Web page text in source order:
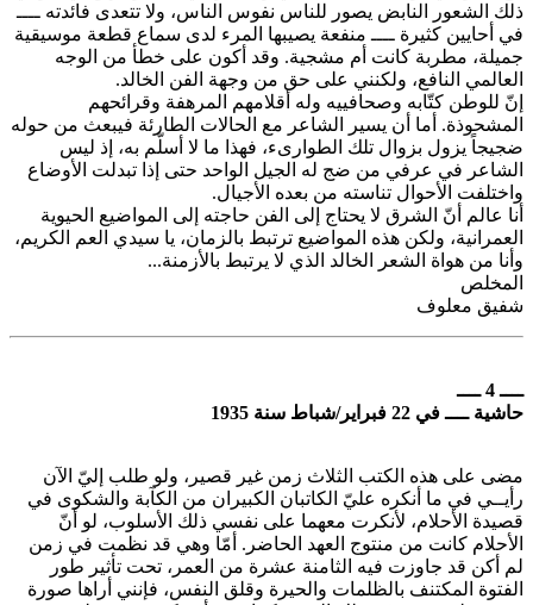
ذلك الشعور النابض يصور للناس نفوس الناس، ولا تتعدى فائدته ــــ
في أحايين كثيرة ــــ منفعة يصيبها المرء لدى سماع قطعة موسيقية
جميلة، مطربة كانت أم مشجية. وقد أكون على خطأ من الوجه
العالمي النافع، ولكنني على حق من وجهة الفن الخالد.
إنّ للوطن كتّابه وصحافييه وله أقلامهم المرهفة وقرائحهم
المشحوذة. أما أن يسير الشاعر مع الحالات الطارئة فيبعث من حوله
ضجيجاً يزول بزوال تلك الطوارىء، فهذا ما لا أسلّم به، إذ ليس
الشاعر في عرفي من ضج له الجيل الواحد حتى إذا تبدلت الأوضاع
واختلفت الأحوال تناسته من بعده الأجيال.
أنا عالم أنّ الشرق لا يحتاج إلى الفن حاجته إلى المواضيع الحيوية
العمرانية، ولكن هذه المواضيع ترتبط بالزمان، يا سيدي العم الكريم،
وأنا من هواة الشعر الخالد الذي لا يرتبط بالأزمنة...
المخلص
شفيق معلوف
ــــ 4 ــــ
حاشية ــــ في 22 فبراير/شباط سنة 1935
مضى على هذه الكتب الثلاث زمن غير قصير، ولو طلب إليّ الآن
رأيــي في ما أنكره عليّ الكاتبان الكبيران من الكآبة والشكوى في
قصيدة الأحلام، لأنكرت معهما على نفسي ذلك الأسلوب، لو أنّ
الأحلام كانت من منتوج العهد الحاضر. أمّا وهي قد نظمت في زمن
لم أكن قد جاوزت فيه الثامنة عشرة من العمر، تحت تأثير طور
الفتوة المكتنف بالظلمات والحيرة وقلق النفس، فإنني أراها صورة